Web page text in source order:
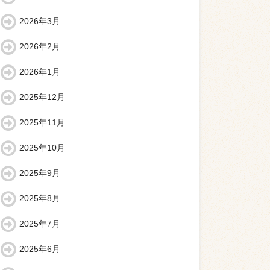
2026年3月
2026年2月
2026年1月
2025年12月
2025年11月
2025年10月
2025年9月
2025年8月
2025年7月
2025年6月